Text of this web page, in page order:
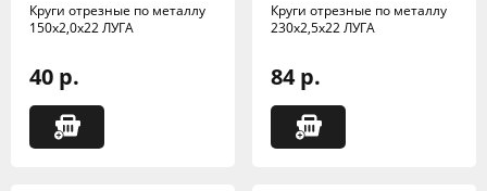
Круги отрезные по металлу
150х2,0х22 ЛУГА
40 р.
Круги отрезные по металлу
230х2,5х22 ЛУГА
84 р.